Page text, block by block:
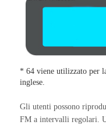
* 64 viene utilizzato per
inglese.
Gli utenti possono
FM a intervalli regolari.